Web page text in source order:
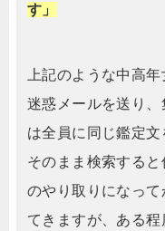
す」
上記のような中高
迷惑メールを送り
は全員に同じ鑑定
そのまま検索する
のやり取りになっ
てきますが、ある